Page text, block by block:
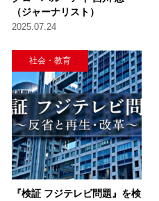
（ジャーナリスト）
2025.07.24
社会・教育
『検証 フジテレビ問題』を検